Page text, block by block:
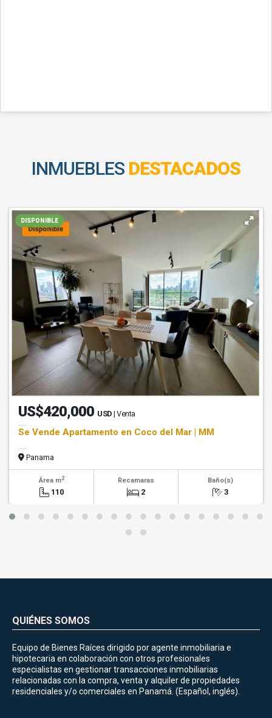
INMUEBLES DESTACADOS
DISPONIBLE
US$420,000 USD | Venta
Se Vende Apartamento en Coco del Mar | MM
Panama
Área m2
110
Recamaras
2
Baño(s)
3
QUIÉNES SOMOS
Equipo de Bienes Raíces dirigido por agente inmobiliaria e
hipotecaria en colaboración con otros profesionales
especialistas en gestionar transacciones inmobiliarias
relacionadas con la compra, venta y alquiler de propiedades
residenciales y/o comerciales en Panamá. (Español, inglés).